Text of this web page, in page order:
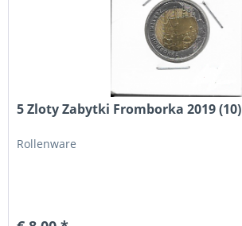
5 Zloty Zabytki Fromborka 2019 (10)
Rollenware